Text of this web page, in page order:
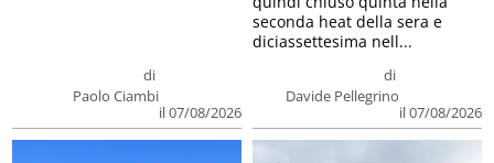
di
Paolo Ciambi
il 07/08/2026
di
Davide Pellegrino
il 07/08/2026
seconda heat della sera e
diciassettesima nell...